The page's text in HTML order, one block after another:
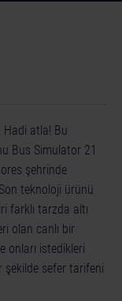
Hadi atla! Bu
Bus Simulator 21
şehrinde
teknoloji ürünü
farklı tarzda altı
olan canlı bir
onları istedikleri
şekilde sefer tarifeni